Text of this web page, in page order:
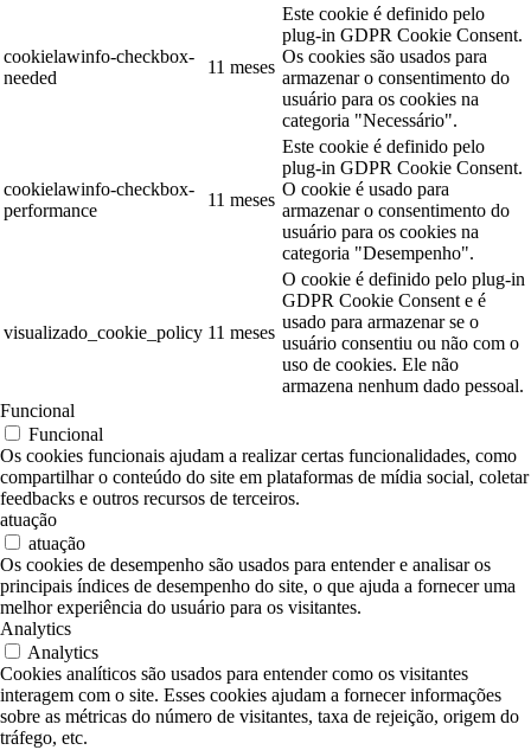
cookielawinfo-checkbox-
needed
11 meses
Este cookie é definido pelo
plug-in GDPR Cookie Consent.
Os cookies são usados para
armazenar o consentimento do
usuário para os cookies na
categoria "Necessário".
cookielawinfo-checkbox-
performance
11 meses
Este cookie é definido pelo
plug-in GDPR Cookie Consent.
O cookie é usado para
armazenar o consentimento do
usuário para os cookies na
categoria "Desempenho".
visualizado_cookie_policy 11 meses
O cookie é definido pelo plug-in
GDPR Cookie Consent e é
usado para armazenar se o
usuário consentiu ou não com o
uso de cookies. Ele não
armazena nenhum dado pessoal.
Funcional
Funcional
Os cookies funcionais ajudam a realizar certas funcionalidades, como
compartilhar o conteúdo do site em plataformas de mídia social, coletar
feedbacks e outros recursos de terceiros.
atuação
atuação
Os cookies de desempenho são usados para entender e analisar os
principais índices de desempenho do site, o que ajuda a fornecer uma
melhor experiência do usuário para os visitantes.
Analytics
Analytics
Cookies analíticos são usados para entender como os visitantes
interagem com o site. Esses cookies ajudam a fornecer informações
sobre as métricas do número de visitantes, taxa de rejeição, origem do
tráfego, etc.